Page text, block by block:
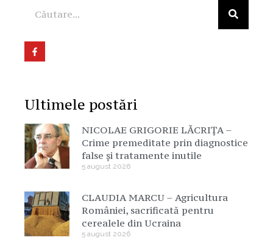
Ultimele postări
NICOLAE GRIGORIE LĂCRIȚA –
Crime premeditate prin diagnostice
false și tratamente inutile
5 august 2026
CLAUDIA MARCU – Agricultura
României, sacrificată pentru
cerealele din Ucraina
5 august 2026